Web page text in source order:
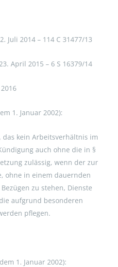
Juli 2014 – 114 C 31477/13
April 2015 – 6 S 16379/14
1. Januar 2002):
kein Arbeitsverhältnis im
auch ohne die in §
zulässig, wenn der zur
ohne in einem dauernden
zu stehen, Dienste
aufgrund besonderen
pflegen.
1. Januar 2002):